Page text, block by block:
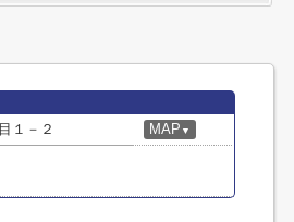
１－２ MAP ▼